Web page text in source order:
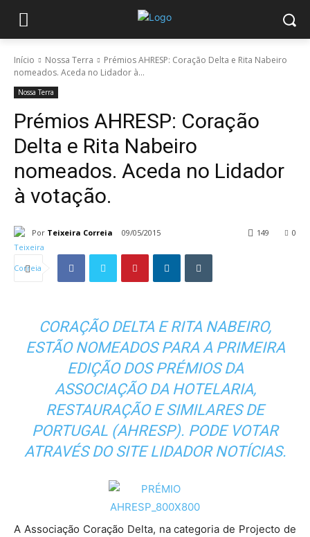
Início Nossa Terra
Prémios AHRESP: Coração Delta e Rita Nabeiro
nomeados. Aceda no Lidador à...
Nossa Terra
Prémios AHRESP: Coração
Delta e Rita Nabeiro
nomeados. Aceda no Lidador
à votação.
Por Teixeira Correia 09/05/2015 0
149
CORAÇÃO DELTA E RITA NABEIRO,
ESTÃO NOMEADOS PARA A PRIMEIRA
EDIÇÃO DOS PRÉMIOS DA
ASSOCIAÇÃO DA HOTELARIA,
RESTAURAÇÃO E SIMILARES DE
PORTUGAL (AHRESP). PODE VOTAR
ATRAVÉS DO SITE LIDADOR NOTÍCIAS.
A Associação Coração Delta, na categoria de Projecto de